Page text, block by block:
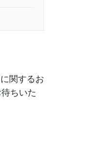
関するお
ちいた